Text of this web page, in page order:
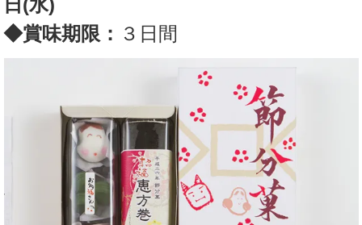
◆賞味期限： ３日間